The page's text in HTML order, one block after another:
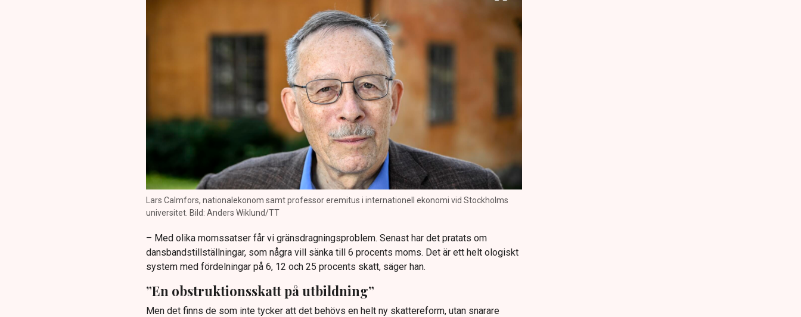
Lars Calmfors, nationalekonom samt professor eremitus i internationell ekonomi vid Stockholms
universitet. Bild: Anders Wiklund/TT
– Med olika momssatser får vi gränsdragningsproblem. Senast har det pratats om
dansbandstillställningar, som några vill sänka till 6 procents moms. Det är ett helt ologiskt
system med fördelningar på 6, 12 och 25 procents skatt, säger han.
”En obstruktionsskatt på utbildning”
Men det finns de som inte tycker att det behövs en helt ny skattereform, utan snarare